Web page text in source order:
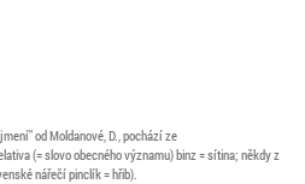
od Moldanové, D., pochází ze
(= slovo obecného významu) binz = sítina; někdy z
nářečí pinclík = hřib).